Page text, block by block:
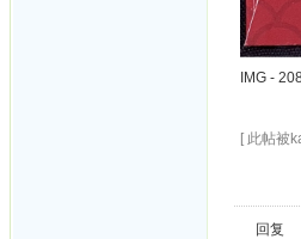
IMG -
[ 此帖被
回复